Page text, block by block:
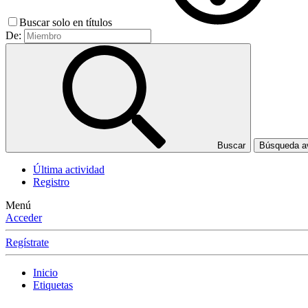
Buscar solo en títulos
De:
Buscar Búsqueda
Última actividad
Registro
Menú
Acceder
Regístrate
Inicio
Etiquetas